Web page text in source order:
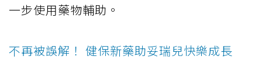
一步使用藥物輔助。
不再被誤解！ 健保新藥助妥瑞兒快樂成長